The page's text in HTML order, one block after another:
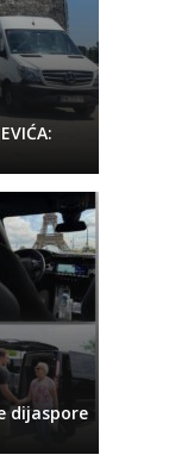
dijaspore